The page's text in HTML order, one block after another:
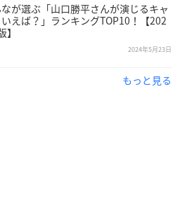
が選ぶ「山口勝平さんが演じるキャ
えば？」ランキングTOP10！【202
】
2024年5月23日
もっと見る